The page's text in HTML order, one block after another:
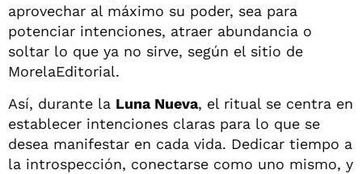
aprovechar al máximo su poder, sea para
potenciar intenciones, atraer abundancia o
soltar lo que ya no sirve, según el sitio de
MorelaEditorial.
Así, durante la Luna Nueva, el ritual se centra en
establecer intenciones claras para lo que se
desea manifestar en cada vida. Dedicar tiempo a
la introspección, conectarse como uno mismo, y